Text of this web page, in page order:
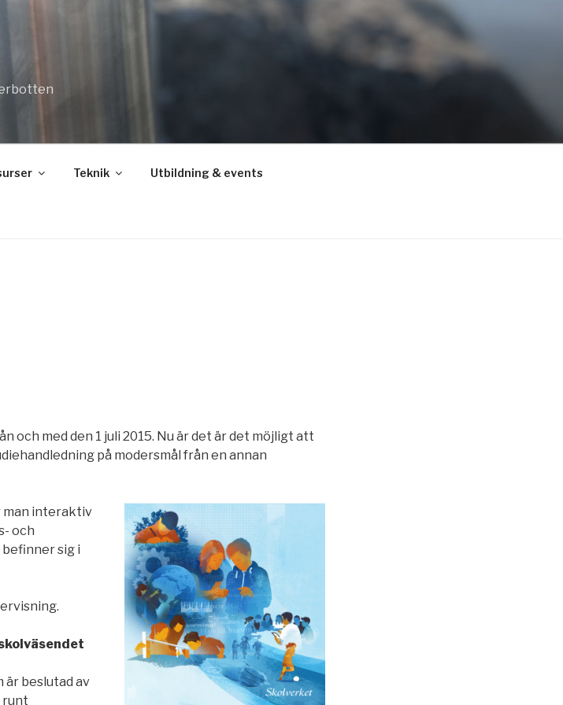
Teknik Utbildning & events
och med den 1 juli 2015. Nu är det är det möjligt att
på modersmål från en annan
man interaktiv
och
sig i
beslutad av
runt